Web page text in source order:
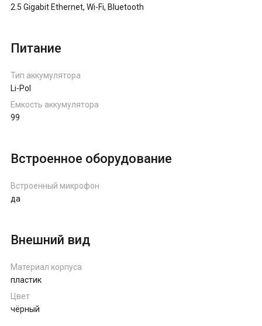
2.5 Gigabit Ethernet, Wi-Fi, Bluetooth
Питание
Тип аккумулятора
Li-Pol
Емкость аккумулятора
99
Встроенное оборудование
Встроенный микрофон
да
Внешний вид
Материал корпуса
пластик
Цвет
чёрный